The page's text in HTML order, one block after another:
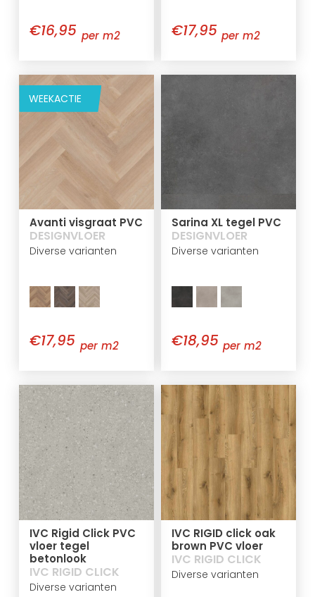
€16,95 per m2 €17,95 per m2
WEEKACTIE
Avanti visgraat PVC
DESIGNVLOER
Diverse varianten
€17,95 per m2
Sarina XL tegel PVC
DESIGNVLOER
Diverse varianten
€18,95 per m2
IVC Rigid Click PVC
vloer tegel
betonlook
IVC RIGID CLICK
Diverse varianten
IVC RIGID click oak
brown PVC vloer
IVC RIGID CLICK
Diverse varianten